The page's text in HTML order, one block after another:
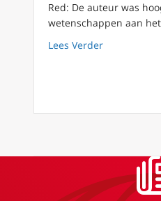
Red: De auteur was
wetenschappen aan
Lees Verderabout Lady